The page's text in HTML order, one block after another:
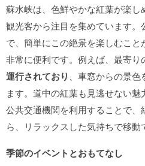
蘇水峡は、色鮮やかな紅葉が楽
観光客から注目を集めています。
で、簡単にこの絶景を楽しむこ
非常に便利です。例えば、最寄り
運行されており
、車窓からの景
ます。道中の紅葉も見逃せない魅
公共交通機関を利用することで
ら、リラックスした気持ちで移動
季節のイベントとおもてなし